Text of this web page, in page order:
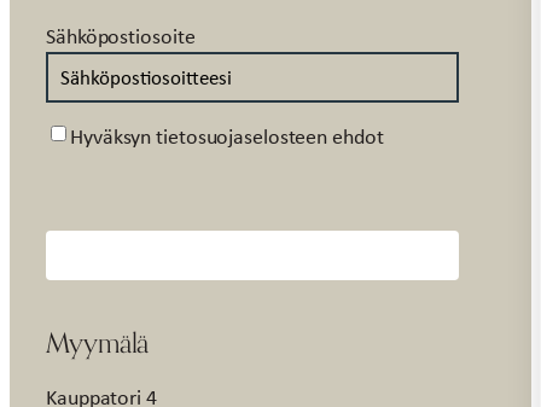
Sähköpostiosoite
Suostumus
Hyväksyn tietosuojaselosteen ehdot
Myymälä
Kauppatori 4